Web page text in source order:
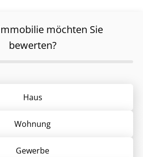
möchten Sie
bewerten?
Haus
Wohnung
Gewerbe